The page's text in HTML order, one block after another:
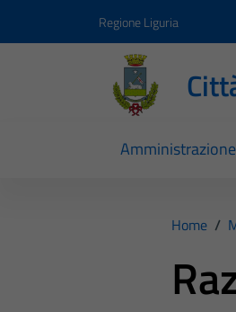
Regione Liguria
Amministrazione
Home /